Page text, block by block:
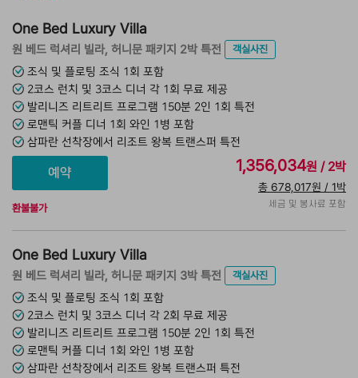
One Bed Luxury Villa
원 베드 럭셔리 빌라, 허니문 패키지 2박 특전
객실사진
조식 및 플로팅 조식 1회 포함
2코스 런치 및 3코스 디너 각 1회 무료 제공
발리니즈 리트리트 프로그램 150분 2인 1회 특전
로맨틱 커플 디너 1회 와인 1병 포함
삼파란 선착장에서 리조트 왕복 트랜스퍼 특전
환불불가
1,356,034원 / 2박
총 678,017원 / 1박
세금 및 봉사료 포함
One Bed Luxury Villa
원 베드 럭셔리 빌라, 허니문 패키지 3박 특전
객실사진
조식 및 플로팅 조식 1회 포함
2코스 런치 및 3코스 디너 각 2회 무료 제공
발리니즈 리트리트 프로그램 150분 2인 1회 특전
로맨틱 커플 디너 1회 와인 1병 포함
삼파란 선착장에서 리조트 왕복 트랜스퍼 특전